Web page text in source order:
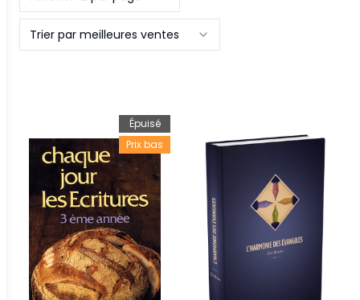
Trier par meilleures ventes
Épuisé
Prix bas